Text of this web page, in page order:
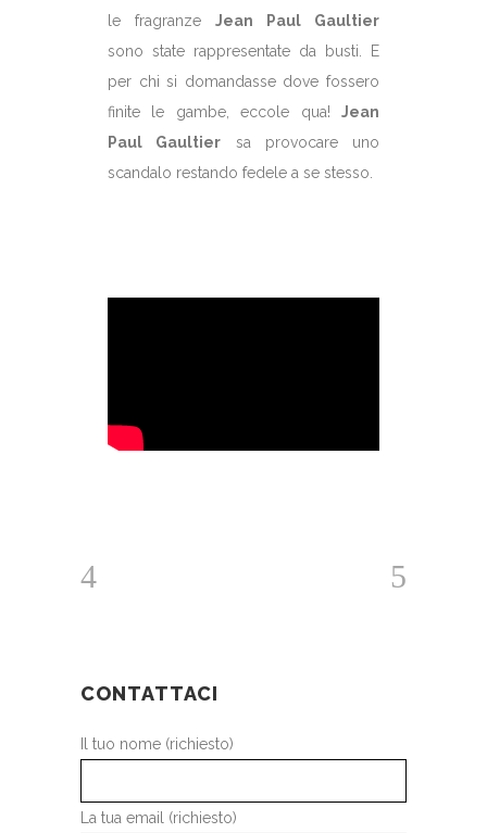
le fragranze Jean Paul Gaultier
sono state rappresentate da busti. E
per chi si domandasse dove fossero
finite le gambe, eccole qua! Jean
Paul Gaultier sa provocare uno
scandalo restando fedele a se stesso.
CONTATTACI
Il tuo nome (richiesto)
La tua email (richiesto)